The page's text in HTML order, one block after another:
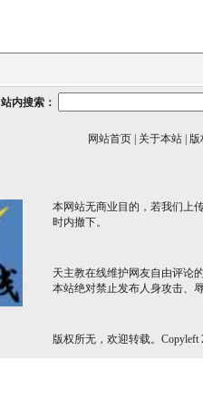
站内搜索：
网站首页 关于本站 版
本网站无商业目的，若我们上
时内撤下。
天主教在线维护网友自由评论
本站绝对禁止发布人身攻击、
版权所无，欢迎转载。